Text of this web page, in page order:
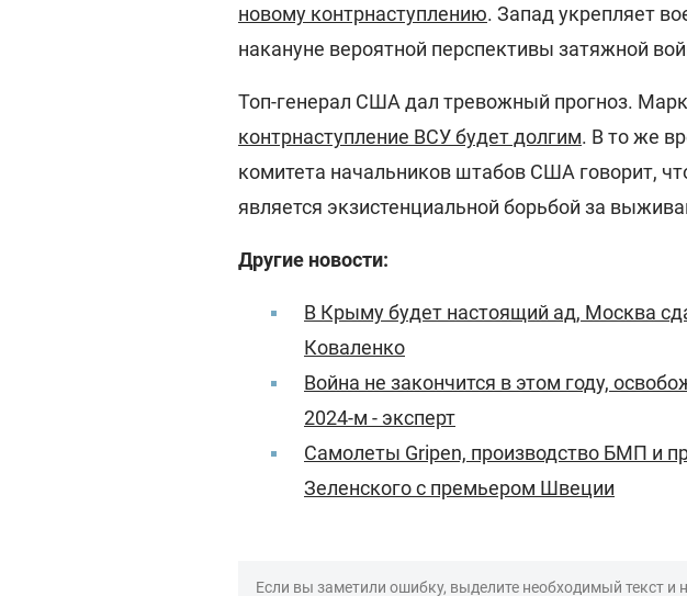
новому контрнаступлению. Запад укрепляет
накануне вероятной перспективы затяжной
Топ-генерал США дал тревожный прогноз.
контрнаступление ВСУ будет долгим. В то же
комитета начальников штабов США говорит,
является экзистенциальной борьбой за
Другие новости:
В Крыму будет настоящий ад, Москва
Коваленко
Война не закончится в этом году,
2024-м - эксперт
Самолеты Gripen, производство БМП и
Зеленского с премьером Швеции
Если вы заметили ошибку, выделите необходимый текст и